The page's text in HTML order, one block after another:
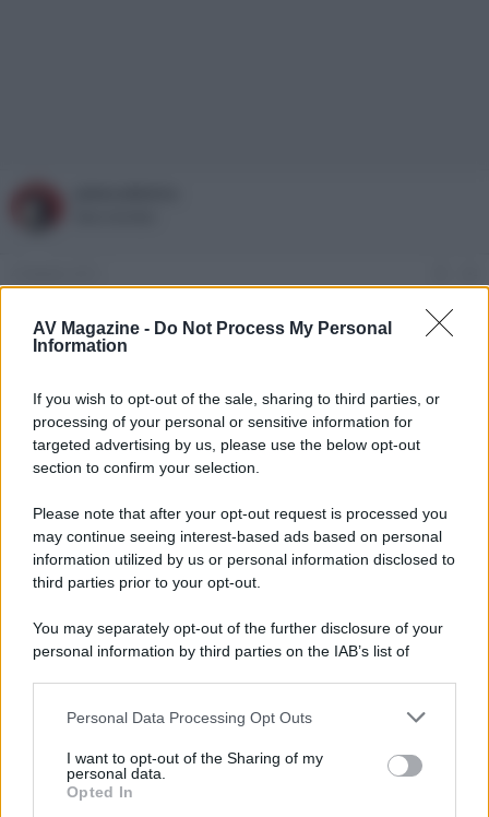
AV Magazine - Do Not Process My Personal
Information
If you wish to opt-out of the sale, sharing to third parties, or
processing of your personal or sensitive information for
targeted advertising by us, please use the below opt-out
section to confirm your selection.
Please note that after your opt-out request is processed you
may continue seeing interest-based ads based on personal
information utilized by us or personal information disclosed to
third parties prior to your opt-out.
You may separately opt-out of the further disclosure of your
personal information by third parties on the IAB’s list of
This information may also be disclosed by us to third parties
disclose it to other third parties.
Please note that this website/app uses one or more Google
Personal Data Processing Opt Outs
I want to opt-out of the Sharing of my
personal data.
Opted In
L unico che davvero mi interessa in questo mese di Ottobre
F FabPell
New member
la prima stagione di Romanzo Criminale è solo in dvd?